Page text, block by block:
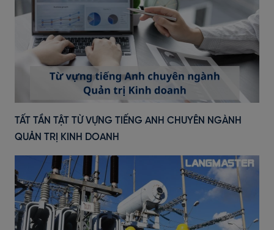
TẤT TẦN TẬT TỪ VỰNG TIẾNG ANH CHUYÊN NGÀNH
QUẢN TRỊ KINH DOANH